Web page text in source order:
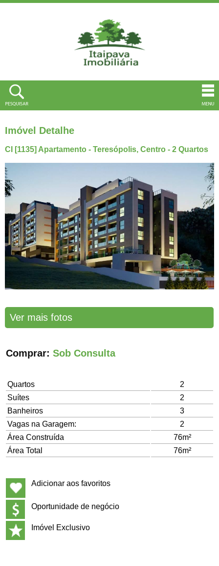
Imóvel Detalhe
CI [1135] Apartamento - Teresópolis, Centro - 2 Quartos
Ver mais fotos
Comprar: Sob Consulta
Quartos
2
Suítes
2
Banheiros
3
Vagas na Garagem:
2
Área Construída
76m²
Área Total
76m²
Adicionar aos favoritos
Oportunidade de negócio
Imóvel Exclusivo